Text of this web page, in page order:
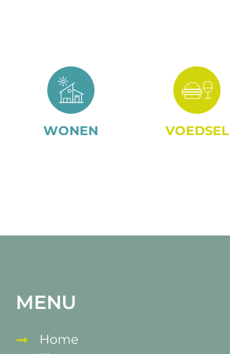
WONEN VOEDSEL
MENU
Home